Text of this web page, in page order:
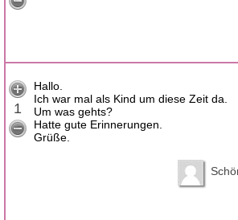
1
Hallo.
Ich war mal als Kind um diese Zeit da.
Um was gehts?
Hatte gute Erinnerungen.
Grüße.